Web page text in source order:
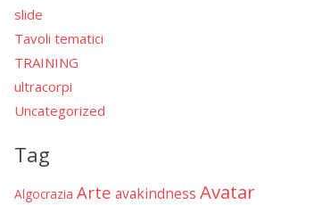
slide
Tavoli tematici
TRAINING
ultracorpi
Uncategorized
Tag
Algocrazia Arte avakindness Avatar